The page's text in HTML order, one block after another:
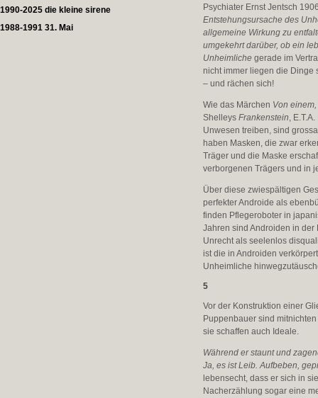
1990-2025 die kleine sirene
1988-1991 31. Mai
Psychiater Ernst Jentsch
Entstehungsursache des
allgemeine Wirkung zu
umgekehrt darüber, ob ein
Unheimliche gerade im
nicht immer liegen die Dinge
– und rächen sich!
Wie das Märchen Von
ShelleysFrankenstein,
Unwesen treiben, sind
haben Masken, die zwar
Träger und die Maske
verborgenen Trägers und in
Über diese zwiespältigen
perfekter Androide als
finden Pflegeroboter in
Jahren sind Androiden in
Unrecht als seelenlos
ist die in Androiden
Unheimliche
5
Vor der Konstruktion einer
Puppenbauer sind
sie schaffen auch Ideale.
Während er staunt und
Ja, es ist Leib. Aufbeben,
lebensecht, dass er sich in
Nacherzählung sogar eine